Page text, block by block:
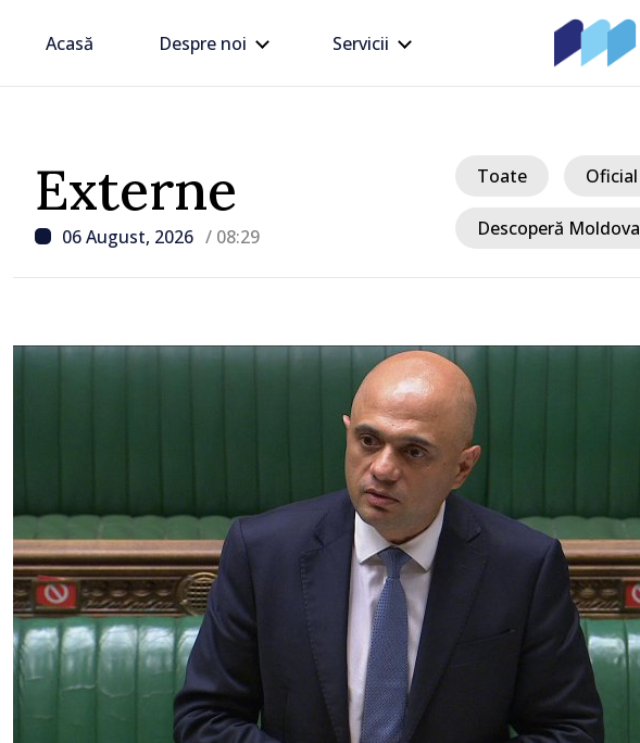
Acasă Despre noi Servicii
Externe
06 August, 2026 / 08:29
Toate Oficial
Descoperă Moldova
/ Acum 31 minute
Premierul anunță un nou pachet de
măsuri privind salariile mari din
sectorul public